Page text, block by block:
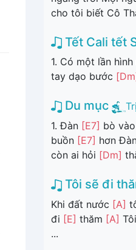
cho tôi biết Cô
Tết Cali tết
1. Có một lần
tay dạo bước
Du mục
1. Đàn [E7] bò
buồn [E7] hơn
còn ai hỏi [Dm]
Tôi sẽ đi
Khi đất nước [A]
đi [E] thăm [A]
...